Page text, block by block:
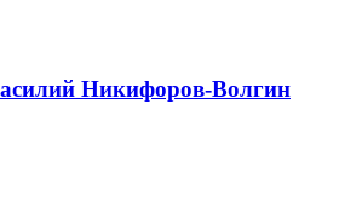
Никифоров-Волгин